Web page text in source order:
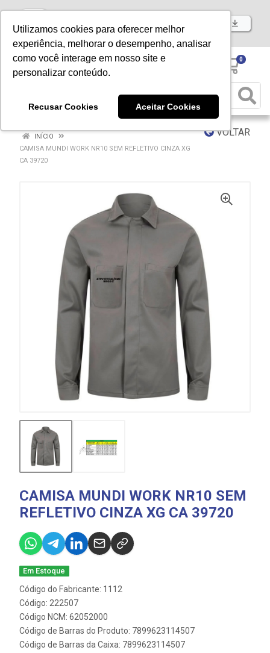
Utilizamos cookies para oferecer melhor
experiência, melhorar o desempenho, analisar
como você interage em nosso site e
personalizar conteúdo.
Recusar Cookies Aceitar Cookies
Baixe já nosso APP
0
VOLTAR
INÍCIO
CAMISA MUNDI WORK NR10 SEM REFLETIVO CINZA XG
CA 39720
CAMISA MUNDI WORK NR10 SEM
REFLETIVO CINZA XG CA 39720
Em Estoque
Código do Fabricante: 1112
Código: 222507
Código NCM: 62052000
Código de Barras do Produto: 7899623114507
Código de Barras da Caixa: 7899623114507